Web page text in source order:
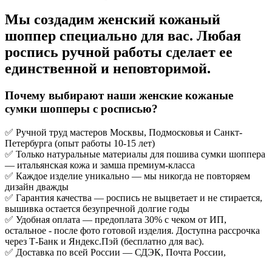
Мы создадим женский кожаный
шоппер специально для вас. Любая
роспись ручной работы сделает ее
единственной и неповторимой.
Почему выбирают наши женские кожаные
сумки шопперы с росписью?
✅ Ручной труд мастеров Москвы, Подмосковья и Санкт-
Петербурга (опыт работы 10-15 лет)
✅ Только натуральные материалы для пошива сумки шоппера
— итальянская кожа и замша премиум-класса
✅ Каждое изделие уникально — мы никогда не повторяем
дизайн дважды
✅ Гарантия качества — роспись не выцветает и не стирается,
вышивка остается безупречной долгие годы
✅ Удобная оплата — предоплата 30% с чеком от ИП,
остальное - после фото готовой изделия. Доступна рассрочка
через Т-Банк и Яндекс.Пэй (бесплатно для вас).
✅ Доставка по всей России — СДЭК, Почта России,